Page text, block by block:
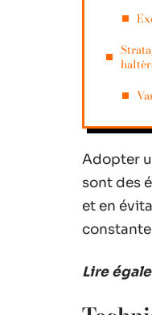
Adopter
sont des
et en
Lire